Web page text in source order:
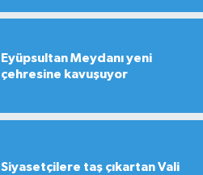
Eyüpsultan Meydanı yeni
çehresine kavuşuyor
Siyasetçilere taş çıkartan Vali